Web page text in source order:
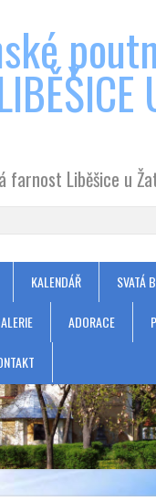
farnost Liběšice u
KALENDÁŘ SVATÁ
ADORACE